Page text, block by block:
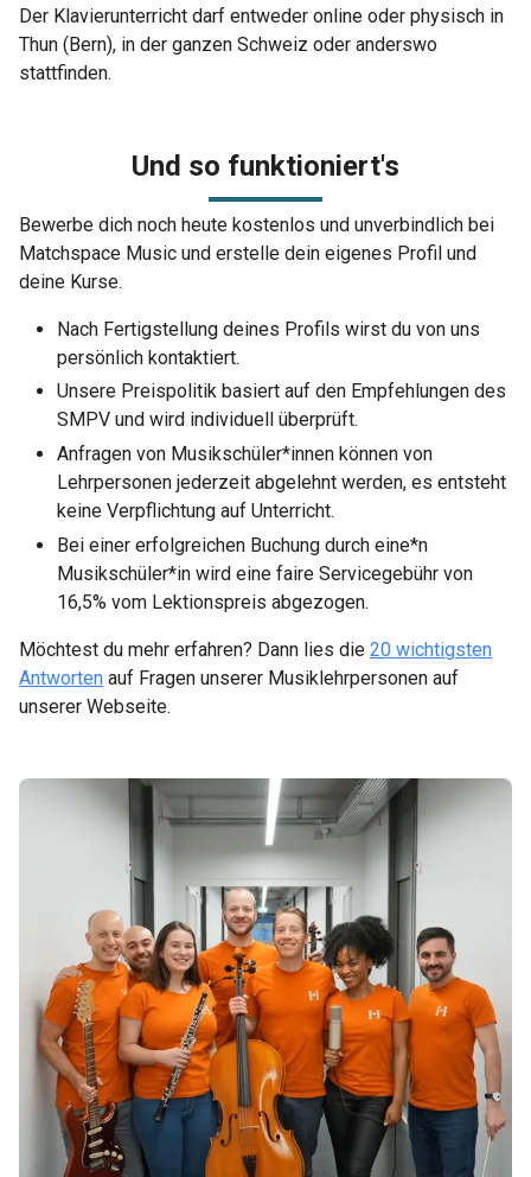
Der Klavierunterricht darf entweder online oder physisch in
Thun (Bern), in der ganzen Schweiz oder anderswo
stattfinden.
Und so funktioniert's
Bewerbe dich noch heute kostenlos und unverbindlich bei
Matchspace Music und erstelle dein eigenes Profil und
deine Kurse.
Nach Fertigstellung deines Profils wirst du von uns
persönlich kontaktiert.
Unsere Preispolitik basiert auf den Empfehlungen des
SMPV und wird individuell überprüft.
Anfragen von Musikschüler*innen können von
Lehrpersonen jederzeit abgelehnt werden, es entsteht
keine Verpflichtung auf Unterricht.
Bei einer erfolgreichen Buchung durch eine*n
Musikschüler*in wird eine faire Servicegebühr von
16,5% vom Lektionspreis abgezogen.
Möchtest du mehr erfahren? Dann lies die 20 wichtigsten
Antworten auf Fragen unserer Musiklehrpersonen auf
unserer Webseite.